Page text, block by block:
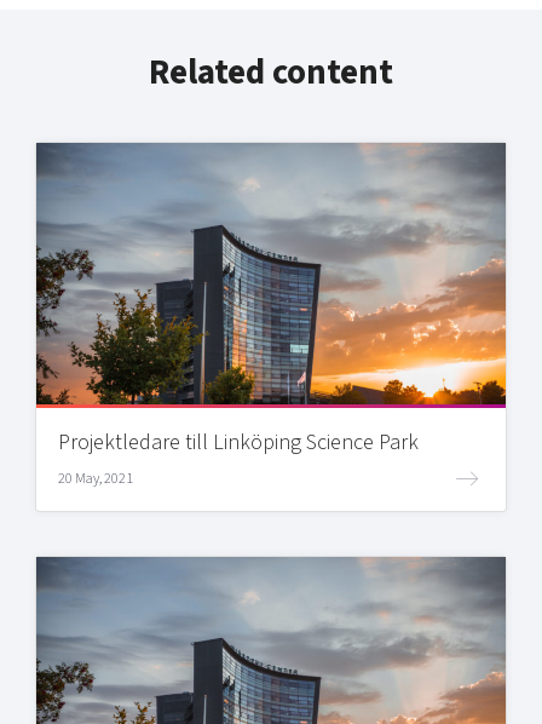
Related content
Projektledare till Linköping Science Park
20 May, 2021